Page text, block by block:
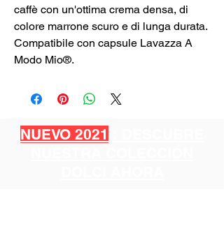
caffè con un'ottima crema densa, di
colore marrone scuro e di lunga durata.
Compatibile con capsule Lavazza A
Modo Mio®.
NUEVO 2021